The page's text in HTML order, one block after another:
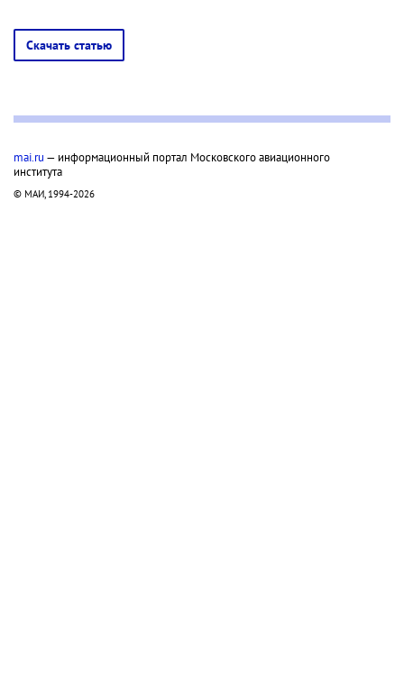
Скачать статью
mai.ru — информационный портал Московского авиационного
института
© МАИ, 1994-2026